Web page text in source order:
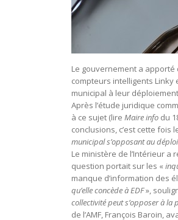
Le gouvernement a
compteurs intelligents Linky
municipal à leur
Après l’étude juridique
à ce sujet (lire Maire info du
conclusions, c’est cette fois
municipal s’opposant au
Le ministère de l’Intérieur
question portait sur les «
manque d’information des
qu’elle concède à EDF»,
collectivité peut s’opposer à
de l’AMF, François Baroin,